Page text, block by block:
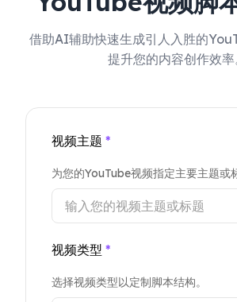
借助AI辅助快速生成引人入胜的
提升您的内容创作效率
视频主题 *
为您的YouTube视频指定主要主题或
视频类型 *
选择视频类型以定制脚本结构。